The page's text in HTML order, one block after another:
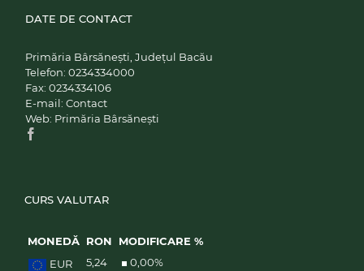
DATE DE CONTACT
Primăria Bârsănești, Județul Bacău
Telefon: 0234334000
Fax: 0234334106
E-mail: Contact
Web: Primăria Bârsănești
CURS VALUTAR
MONEDĂ RON
MODIFICARE %
EUR
5,24 0,00%